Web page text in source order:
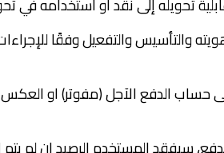
والتأسيس والتفعيل وفقًا
حساب الدفع الآجل (مفوتر) او